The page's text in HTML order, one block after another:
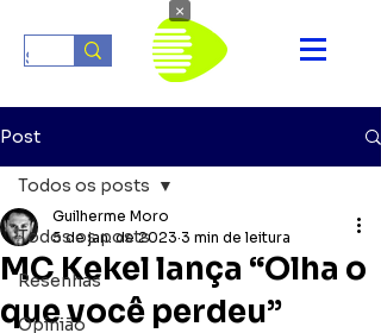
Post
Todos os posts
Resenhas
Opinião
Todos os posts
MC Kekel lança “Olha o
que você perdeu”
Guilherme Moro
5 de jan. de 2023 3 min de leitura
×